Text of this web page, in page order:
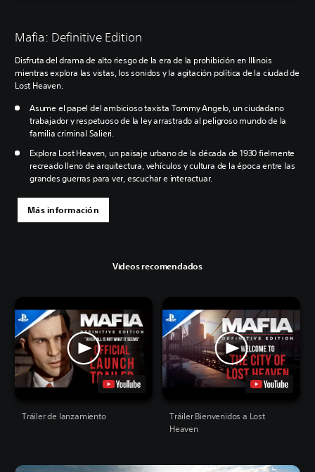
Mafia: Definitive Edition
Disfruta del drama de alto riesgo de la era de la prohibición en Illinois
mientras explora las vistas, los sonidos y la agitación política de la ciudad de
Lost Heaven.
Asume el papel del ambicioso taxista Tommy Angelo, un ciudadano
trabajador y respetuoso de la ley arrastrado al peligroso mundo de la
familia criminal Salieri.
Explora Lost Heaven, un paisaje urbano de la década de 1930 fielmente
recreado lleno de arquitectura, vehículos y cultura de la época entre las
grandes guerras para ver, escuchar e interactuar.
Más información
Videos recomendados
Tráiler de lanzamiento
Tráiler Bienvenidos a Lost
Heaven